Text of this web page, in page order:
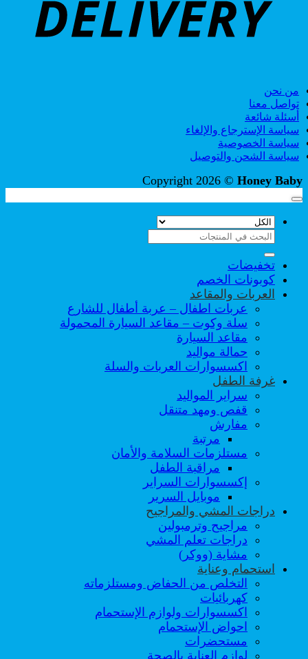
من نحن
تواصل معنا
أسئلة شائعة
سياسة الإسترجاع والإلغاء
سياسة الخصوصية
سياسة الشحن والتوصيل
Copyright 2026 © Honey Baby
البحث
عن:
تخفيضات
كوبونات الخصم
العربات والمقاعد
عربات اطفال – عربة أطفال للشارع
سلة وكوت – مقاعد السيارة المحمولة
مقاعد السيارة
حمالة مواليد
اكسسوارات العربات والسلة
غرفة الطفل
سراير المواليد
قفص ومهد متنقل
مفارش
مرتبة
مستلزمات السلامة والأمان
مراقبة الطفل
إكسسوارات السراير
موبايل السرير
دراجات المشي والمراجيح
مراجيح وترمبولين
دراجات تعلم المشي
مشاية (ووكر)
استحمام وعناية
التخلص من الحفاض ومستلزماته
كهربائيات
اكسسوارات ولوازم الإستحمام
احواض الإستحمام
مستحضرات
لوازم العناية بالصحة